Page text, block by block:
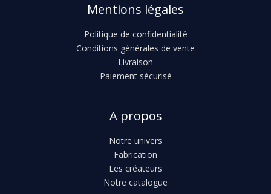
Mentions légales
Politique de confidentialité
Conditions générales de vente
Livraison
Paiement sécurisé
A propos
Notre univers
Fabrication
Les créateurs
Notre catalogue